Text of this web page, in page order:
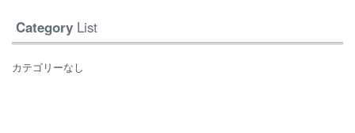
Category List
カテゴリーなし